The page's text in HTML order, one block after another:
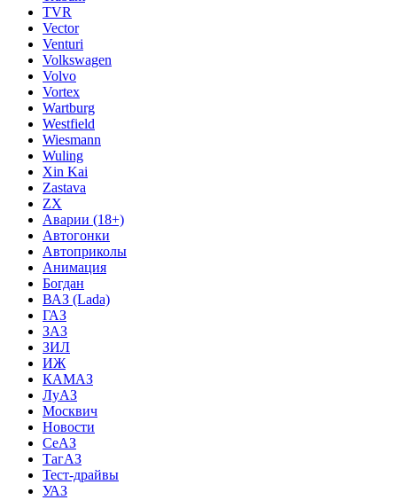
TVR
Vector
Venturi
Volkswagen
Volvo
Vortex
Wartburg
Westfield
Wiesmann
Wuling
Xin Kai
Zastava
ZX
Аварии (18+)
Автогонки
Автоприколы
Анимация
Богдан
ВАЗ (Lada)
ГАЗ
ЗАЗ
ЗИЛ
ИЖ
КАМАЗ
ЛуАЗ
Москвич
Новости
СеАЗ
ТагАЗ
Тест-драйвы
УАЗ